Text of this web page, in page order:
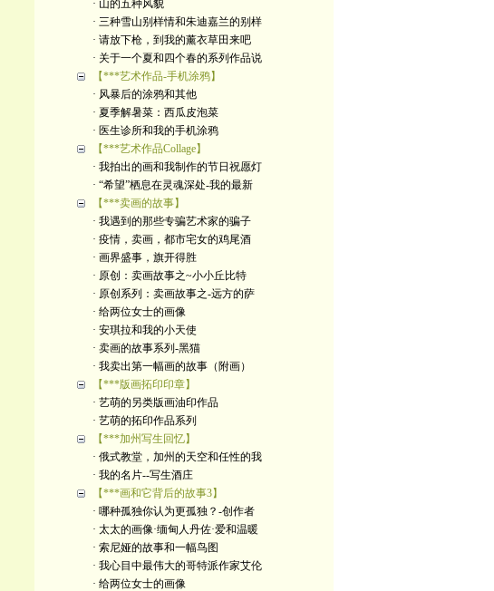
· 山的五种风貌
· 三种雪山别样情和朱迪嘉兰的别样
· 请放下枪，到我的薰衣草田来吧
· 关于一个夏和四个春的系列作品说
【***艺术作品-手机涂鸦】
· 风暴后的涂鸦和其他
· 夏季解暑菜：西瓜皮泡菜
· 医生诊所和我的手机涂鸦
【***艺术作品Collage】
· 我拍出的画和我制作的节日祝愿灯
· “希望”栖息在灵魂深处-我的最新
【***卖画的故事】
· 我遇到的那些专骗艺术家的骗子
· 疫情，卖画，都市宅女的鸡尾酒
· 画界盛事，旗开得胜
· 原创：卖画故事之~小小丘比特
· 原创系列：卖画故事之-远方的萨
· 给两位女士的画像
· 安琪拉和我的小天使
· 卖画的故事系列-黑猫
· 我卖出第一幅画的故事（附画）
【***版画拓印印章】
· 艺萌的另类版画油印作品
· 艺萌的拓印作品系列
【***加州写生回忆】
· 俄式教堂，加州的天空和任性的我
· 我的名片--写生酒庄
【***画和它背后的故事3】
· 哪种孤独你认为更孤独？-创作者
· 太太的画像·缅甸人丹佐·爱和温暖
· 索尼娅的故事和一幅鸟图
· 我心目中最伟大的哥特派作家艾伦
· 给两位女士的画像